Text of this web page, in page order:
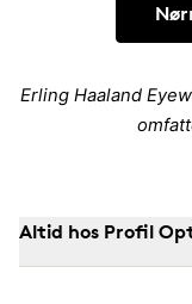
Erling Haaland
Altid hos Profil